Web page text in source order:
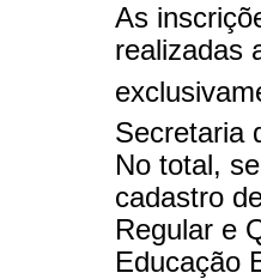
As
realizadas
Secretaria
No total,
cadastro
Regular e
Educação